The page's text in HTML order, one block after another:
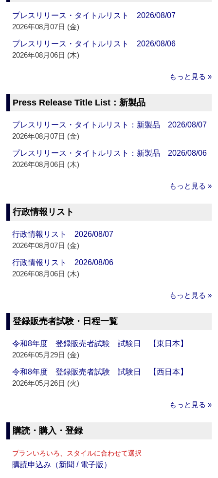
プレスリリース・タイトルリスト 2026/08/07
2026年08月07日 (金)
プレスリリース・タイトルリスト 2026/08/06
2026年08月06日 (木)
もっと見る »
Press Release Title List：新製品
プレスリリース・タイトルリスト：新製品 2026/08/07
2026年08月07日 (金)
プレスリリース・タイトルリスト：新製品 2026/08/06
2026年08月06日 (木)
もっと見る »
行政情報リスト
行政情報リスト 2026/08/07
2026年08月07日 (金)
行政情報リスト 2026/08/06
2026年08月06日 (木)
もっと見る »
登録販売者試験・日程一覧
令和8年度 登録販売者試験 試験日 【東日本】
2026年05月29日 (金)
令和8年度 登録販売者試験 試験日 【西日本】
2026年05月26日 (火)
もっと見る »
購読・購入・登録
プランいろいろ、スタイルに合わせて選択
購読申込み（新聞 / 電子版）